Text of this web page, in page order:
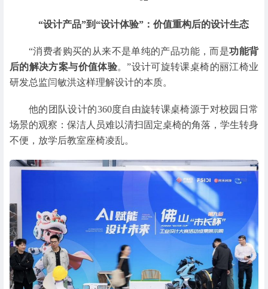
“设计产品”到“设计体验”： 价值重构后的设计生态
“消费者购买的从来不是单纯的产品功能，而是功能背
后的解决方案与价值体验。”设计可旋转课桌椅的丽江椅业
研发总监闫敏洪这样理解设计的本质。
他的团队设计的360度自由旋转课桌椅源于对校园日常
场景的观察：保洁人员难以清扫固定桌椅的角落，学生转身
不便，放学后教室座椅凌乱。